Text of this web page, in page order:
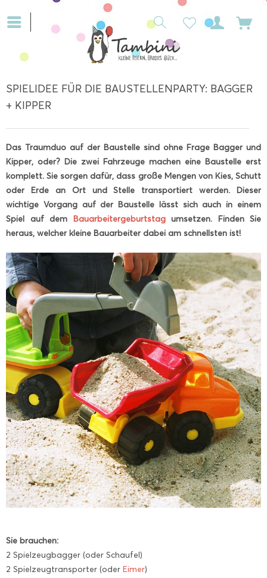
SPIELIDEE FÜR DIE BAUSTELLENPARTY: BAGGER
+ KIPPER
Das Traumduo auf der Baustelle sind ohne Frage Bagger und
Kipper, oder? Die zwei Fahrzeuge machen eine Baustelle erst
komplett. Sie sorgen dafür, dass große Mengen von Kies, Schutt
oder Erde an Ort und Stelle transportiert werden. Dieser
wichtige Vorgang auf der Baustelle lässt sich auch in einem
Spiel auf dem Bauarbeitergeburtstag umsetzen. Finden Sie
heraus, welcher kleine Bauarbeiter dabei am schnellsten ist!
Sie brauchen:
2 Spielzeugbagger (oder Schaufel)
2 Spielzeugtransporter (oder Eimer)